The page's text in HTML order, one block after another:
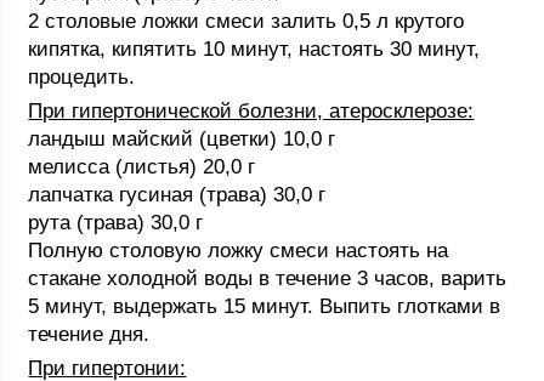
2 столовые ложки смеси залить 0,5 л крутого
кипятка, кипятить 10 минут, настоять 30 минут,
процедить.
При гипертонической болезни, атеросклерозе:
ландыш майский (цветки) 10,0 г
мелисса (листья) 20,0 г
лапчатка гусиная (трава) 30,0 г
рута (трава) 30,0 г
Полную столовую ложку смеси настоять на
стакане холодной воды в течение 3 часов, варить
5 минут, выдержать 15 минут. Выпить глотками в
течение дня.
При гипертонии: